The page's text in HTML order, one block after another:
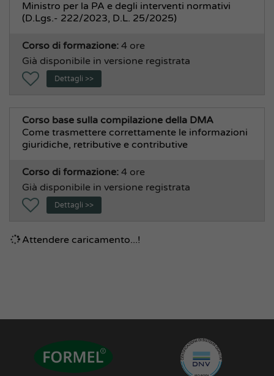
Ministro per la PA e degli interventi normativi
(D.Lgs.- 222/2023, D.L. 25/2025)
Corso di formazione: 4 ore
Già disponibile in versione registrata
Dettagli >>
Corso base sulla compilazione della DMA
Come trasmettere correttamente le informazioni
giuridiche, retributive e contributive
Corso di formazione: 4 ore
Già disponibile in versione registrata
Dettagli >>
Attendere caricamento...!